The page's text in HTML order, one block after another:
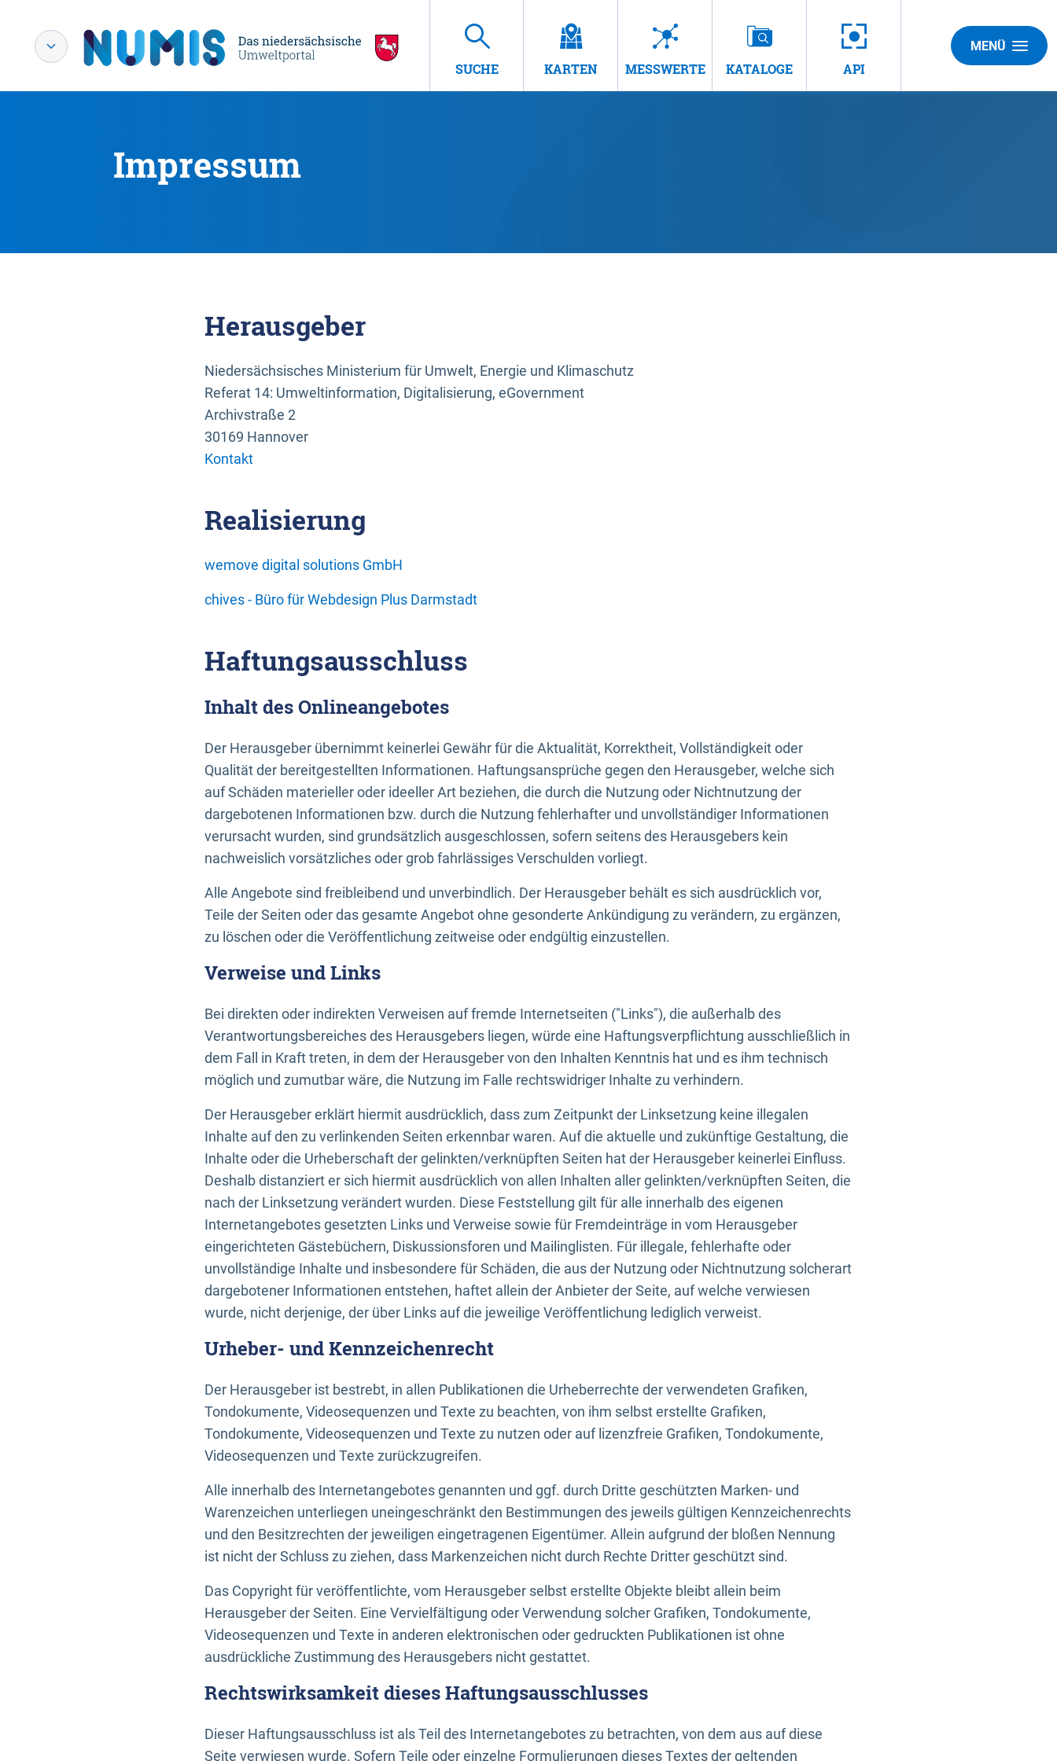
SUCHE KARTEN MESSWERTE KATALOGE API
MENÜ
Impressum
Herausgeber
Niedersächsisches Ministerium für Umwelt, Energie und Klimaschutz
Referat 14: Umweltinformation, Digitalisierung, eGovernment
Archivstraße 2
30169 Hannover
Kontakt
Realisierung
wemove digital solutions GmbH
chives - Büro für Webdesign Plus Darmstadt
Haftungsausschluss
Inhalt des Onlineangebotes
Der Herausgeber übernimmt keinerlei Gewähr für die Aktualität, Korrektheit, Vollständigkeit oder
Qualität der bereitgestellten Informationen. Haftungsansprüche gegen den Herausgeber, welche sich
auf Schäden materieller oder ideeller Art beziehen, die durch die Nutzung oder Nichtnutzung der
dargebotenen Informationen bzw. durch die Nutzung fehlerhafter und unvollständiger Informationen
verursacht wurden, sind grundsätzlich ausgeschlossen, sofern seitens des Herausgebers kein
nachweislich vorsätzliches oder grob fahrlässiges Verschulden vorliegt.
Alle Angebote sind freibleibend und unverbindlich. Der Herausgeber behält es sich ausdrücklich vor,
Teile der Seiten oder das gesamte Angebot ohne gesonderte Ankündigung zu verändern, zu ergänzen,
zu löschen oder die Veröffentlichung zeitweise oder endgültig einzustellen.
Verweise und Links
Bei direkten oder indirekten Verweisen auf fremde Internetseiten ("Links"), die außerhalb des
Verantwortungsbereiches des Herausgebers liegen, würde eine Haftungsverpflichtung ausschließlich in
dem Fall in Kraft treten, in dem der Herausgeber von den Inhalten Kenntnis hat und es ihm technisch
möglich und zumutbar wäre, die Nutzung im Falle rechtswidriger Inhalte zu verhindern.
Der Herausgeber erklärt hiermit ausdrücklich, dass zum Zeitpunkt der Linksetzung keine illegalen
Inhalte auf den zu verlinkenden Seiten erkennbar waren. Auf die aktuelle und zukünftige Gestaltung, die
Inhalte oder die Urheberschaft der gelinkten/verknüpften Seiten hat der Herausgeber keinerlei Einfluss.
Deshalb distanziert er sich hiermit ausdrücklich von allen Inhalten aller gelinkten/verknüpften Seiten, die
nach der Linksetzung verändert wurden. Diese Feststellung gilt für alle innerhalb des eigenen
Internetangebotes gesetzten Links und Verweise sowie für Fremdeinträge in vom Herausgeber
eingerichteten Gästebüchern, Diskussionsforen und Mailinglisten. Für illegale, fehlerhafte oder
unvollständige Inhalte und insbesondere für Schäden, die aus der Nutzung oder Nichtnutzung solcherart
dargebotener Informationen entstehen, haftet allein der Anbieter der Seite, auf welche verwiesen
wurde, nicht derjenige, der über Links auf die jeweilige Veröffentlichung lediglich verweist.
Urheber- und Kennzeichenrecht
Der Herausgeber ist bestrebt, in allen Publikationen die Urheberrechte der verwendeten Grafiken,
Tondokumente, Videosequenzen und Texte zu beachten, von ihm selbst erstellte Grafiken,
Tondokumente, Videosequenzen und Texte zu nutzen oder auf lizenzfreie Grafiken, Tondokumente,
Videosequenzen und Texte zurückzugreifen.
Alle innerhalb des Internetangebotes genannten und ggf. durch Dritte geschützten Marken- und
Warenzeichen unterliegen uneingeschränkt den Bestimmungen des jeweils gültigen Kennzeichenrechts
und den Besitzrechten der jeweiligen eingetragenen Eigentümer. Allein aufgrund der bloßen Nennung
ist nicht der Schluss zu ziehen, dass Markenzeichen nicht durch Rechte Dritter geschützt sind.
Das Copyright für veröffentlichte, vom Herausgeber selbst erstellte Objekte bleibt allein beim
Herausgeber der Seiten. Eine Vervielfältigung oder Verwendung solcher Grafiken, Tondokumente,
Videosequenzen und Texte in anderen elektronischen oder gedruckten Publikationen ist ohne
ausdrückliche Zustimmung des Herausgebers nicht gestattet.
Rechtswirksamkeit dieses Haftungsausschlusses
Dieser Haftungsausschluss ist als Teil des Internetangebotes zu betrachten, von dem aus auf diese
Seite verwiesen wurde. Sofern Teile oder einzelne Formulierungen dieses Textes der geltenden